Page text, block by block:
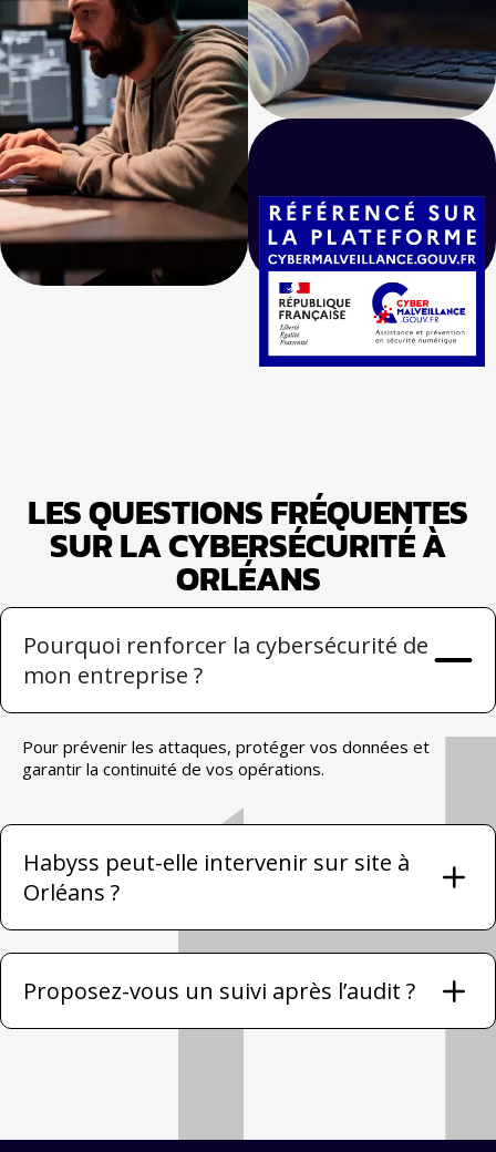
LES QUESTIONS FRÉQUENTES
SUR LA CYBERSÉCURITÉ À
ORLÉANS
Pourquoi renforcer la cybersécurité de
mon entreprise ?
Pour prévenir les attaques, protéger vos données et
garantir la continuité de vos opérations.
Habyss peut-elle intervenir sur site à
Orléans ?
Proposez-vous un suivi après l’audit ?